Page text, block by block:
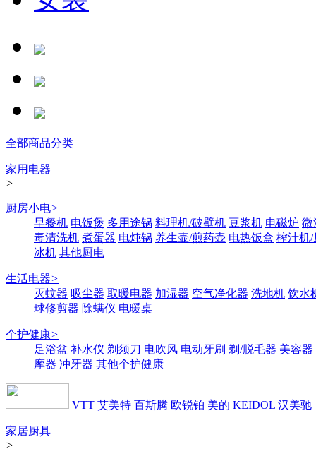
全部商品分类
家用电器
>
厨房小电>
早餐机 电饭煲 多用途锅 料理机/破壁机 豆浆机 电磁炉 微
毒清洗机 煮蛋器 电炖锅 养生壶/煎药壶 电热饭盒 榨汁机/
冰机 其他厨电
生活电器>
灭蚊器 吸尘器 取暖电器 加湿器 空气净化器 洗地机 饮水
球修剪器 除螨仪 电暖桌
个护健康>
足浴盆 补水仪 剃须刀 电吹风 电动牙刷 剃/脱毛器 美容器
摩器 冲牙器 其他个护健康
VTT 艾美特 百斯腾 欧锐铂 美的 KEIDOL 汉美驰
家居厨具
>